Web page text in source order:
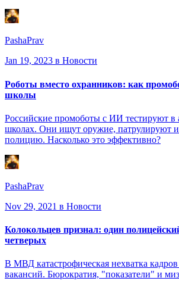
PashaPrav
Jan 19, 2023 в Новости
Роботы вместо охранников: как
школы
Российские промоботы с ИИ тестируют в
школах. Они ищут оружие, патрулируют
полицию. Насколько это эффективно?
PashaPrav
Nov 29, 2021 в Новости
Колокольцев признал: один
четверых
В МВД катастрофическая нехватка
вакансий. Бюрократия, "показатели" и